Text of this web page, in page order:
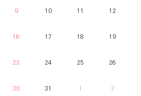
9 10 11 12
16 17 18 19
23 24 25 26
30 31 1 2